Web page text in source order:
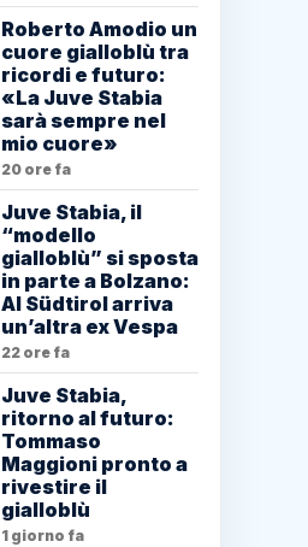
Roberto Amodio un
cuore gialloblù tra
ricordi e futuro:
«La Juve Stabia
sarà sempre nel
mio cuore»
20 ore fa
Juve Stabia, il
“modello
gialloblù” si sposta
in parte a Bolzano:
Al Südtirol arriva
un’altra ex Vespa
22 ore fa
Juve Stabia,
ritorno al futuro:
Tommaso
Maggioni pronto a
rivestire il
gialloblù
1 giorno fa